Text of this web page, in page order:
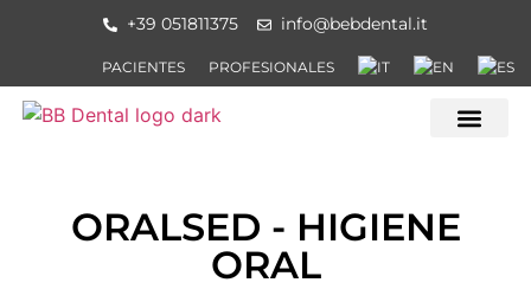
+39 051811375 info@bebdental.it
PACIENTES PROFESIONALES
ORALSED - HIGIENE
ORAL